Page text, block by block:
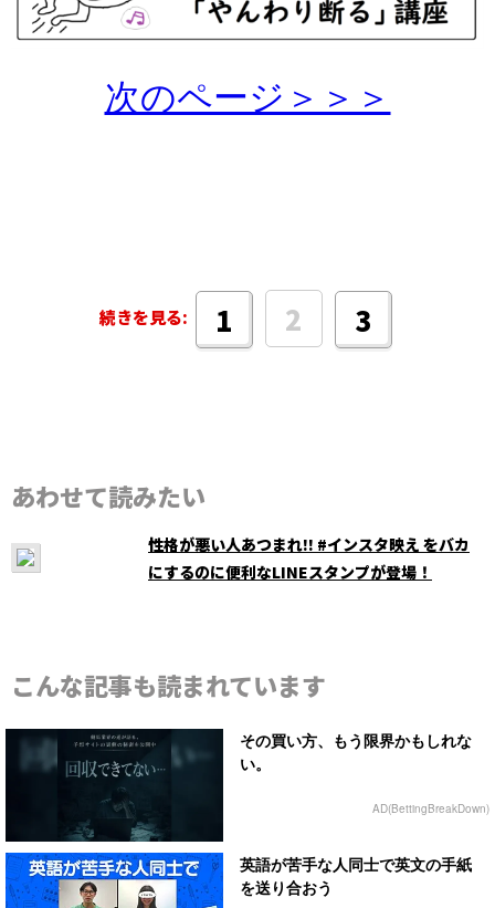
次のページ＞＞＞
続きを見る: 1 2 3
あわせて読みたい
性格が悪い人あつまれ!! #インスタ映え をバカ
にするのに便利なLINEスタンプが登場！
こんな記事も読まれています
その買い方、もう限界かもしれな
い。
AD(BettingBreakDown)
英語が苦手な人同士で英文の手紙
を送り合おう